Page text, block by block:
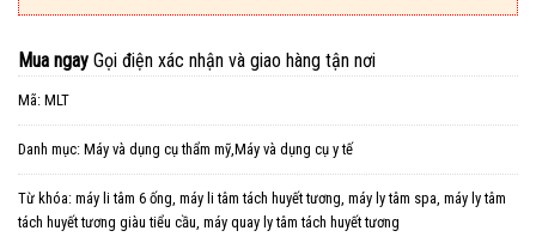
Mua ngay Gọi điện xác nhận và giao hàng tận nơi
Mã: MLT
Danh mục: Máy và dụng cụ thẩm mỹ,Máy và dụng cụ y tế
Từ khóa: máy li tâm 6 ống, máy li tâm tách huyết tương, máy ly tâm spa, máy ly tâm
tách huyết tương giàu tiểu cầu, máy quay ly tâm tách huyết tương